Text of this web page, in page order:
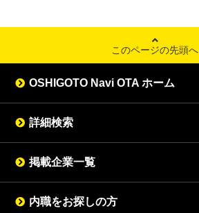
このページの先頭へ
OSHIGOTO Navi OTA ホーム
詳細検索
掲載企業一覧
内職をお探しの方